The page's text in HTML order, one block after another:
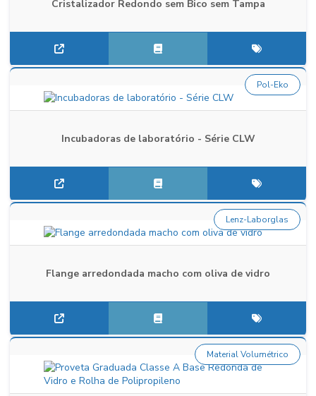
Cristalizador Redondo sem Bico sem Tampa
Incubadoras de laboratório - Série CLW
Pol-Eko
Flange arredondada macho com oliva de vidro
Lenz-Laborglas
Material Volumétrico